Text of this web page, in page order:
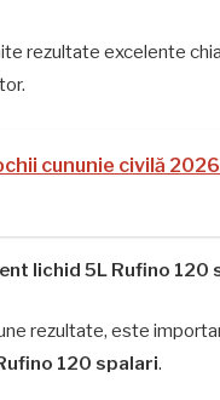
rezultate excelente
cununie civilă
lichid 5L Rufino 120
rezultate, este
120 spalari.